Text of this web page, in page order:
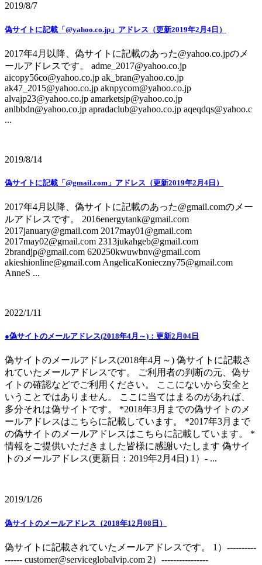
2019/8/7
偽サイトに記載「@yahoo.co.jp」アドレス（更新2019年2月4日）
2017年4月以降、偽サイトに記載のあった@yahoo.co.jpのメ
ールアドレスです。 adme_2017@yahoo.co.jp
aicopy56co@yahoo.co.jp ak_bran@yahoo.co.jp
ak47_2015@yahoo.co.jp aknpycom@yahoo.co.jp
alvajp23@yahoo.co.jp amarketsjp@yahoo.co.jp
anlbbdn@yahoo.co.jp apradaclub@yahoo.co.jp aqeqdqs@yahoo.c
...
2019/8/14
偽サイトに記載「@gmail.com」アドレス（更新2019年2月4日）
2017年4月以降、偽サイトに記載のあった@gmail.comのメー
ルアドレスです。 2016energytank@gmail.com
2017january@gmail.com 2017may01@gmail.com
2017may02@gmail.com 2313jukahgeb@gmail.com
2brandjp@gmail.com 620250kwuwbnv@gmail.com
akieshionline@gmail.com AngelicaKonieczny75@gmail.com
AnneS ...
2022/1/11
●偽サイトのメールアドレス(2018年4月～)：更新2月04日
偽サイトのメールアドレス(2018年4月～) 偽サイトに記載さ
れていたメールアドレスです。 ご利用者の判断の元、偽サ
イトの確認などでご利用ください。 ここにないから安全と
いうことではありません。 ここに当てはまるのがあれば、
多分それは偽サイトです。 *2018年3月までの偽サイトのメ
ールアドレスはこちらに記載しています。 *2017年3月まで
の偽サイトのメールアドレスはこちらに記載しています。 *
情報をご提供いただきました皆様に感謝いたします 偽サイ
トのメールアドレス(更新日：2019年2月4日) 1）- ...
2019/1/26
偽サイトのメールアドレス（2018年12月08日）
偽サイトに記載されていたメールアドレスです。 1）----------
------ customer@serviceglobalvip.com 2）----------------